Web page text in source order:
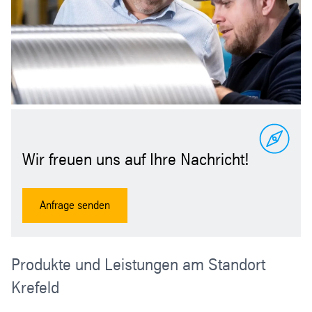
Christian Kochhan
E-Mail senden
Roman Haferkorn
Telefon:+49 2151 6168-547
Wir freuen uns auf Ihre Nachricht!
Anfrage senden
Produkte und Leistungen am Standort
Krefeld